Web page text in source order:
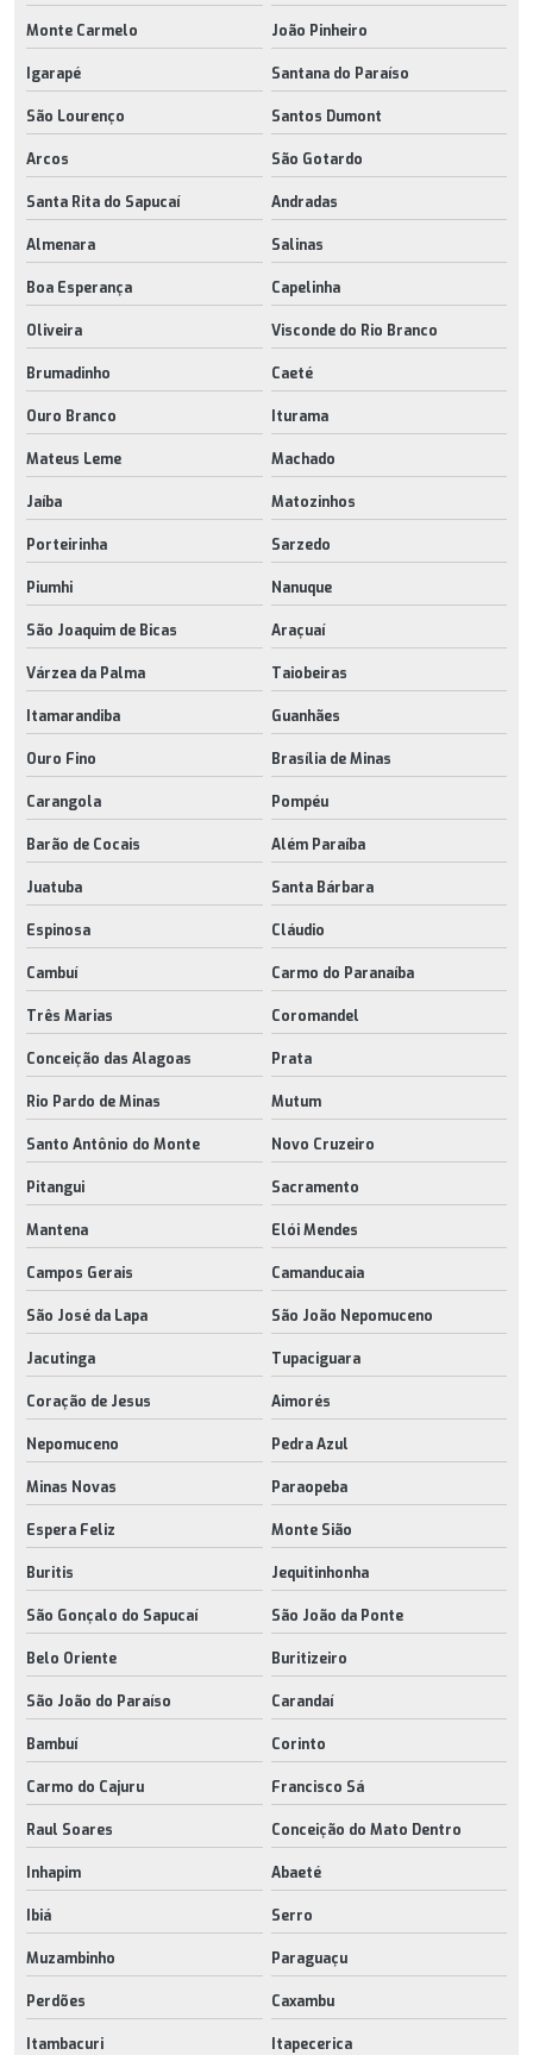
Monte Carmelo João Pinheiro
Igarapé Santana do Paraíso
São Lourenço Santos Dumont
Arcos São Gotardo
Santa Rita do Sapucaí Andradas
Almenara Salinas
Boa Esperança Capelinha
Oliveira Visconde do Rio Branco
Brumadinho Caeté
Ouro Branco Iturama
Mateus Leme Machado
Jaíba Matozinhos
Porteirinha Sarzedo
Piumhi Nanuque
São Joaquim de Bicas Araçuaí
Várzea da Palma Taiobeiras
Itamarandiba Guanhães
Ouro Fino Brasília de Minas
Carangola Pompéu
Barão de Cocais Além Paraíba
Juatuba Santa Bárbara
Espinosa Cláudio
Cambuí Carmo do Paranaíba
Três Marias Coromandel
Conceição das Alagoas Prata
Rio Pardo de Minas Mutum
Santo Antônio do Monte Novo Cruzeiro
Pitangui Sacramento
Mantena Elói Mendes
Campos Gerais Camanducaia
São José da Lapa São João Nepomuceno
Jacutinga Tupaciguara
Coração de Jesus Aimorés
Nepomuceno Pedra Azul
Minas Novas Paraopeba
Espera Feliz Monte Sião
Buritis Jequitinhonha
São Gonçalo do Sapucaí São João da Ponte
Belo Oriente Buritizeiro
São João do Paraíso Carandaí
Bambuí Corinto
Carmo do Cajuru Francisco Sá
Raul Soares Conceição do Mato Dentro
Inhapim Abaeté
Ibiá Serro
Muzambinho Paraguaçu
Perdões Caxambu
Itambacuri Itapecerica